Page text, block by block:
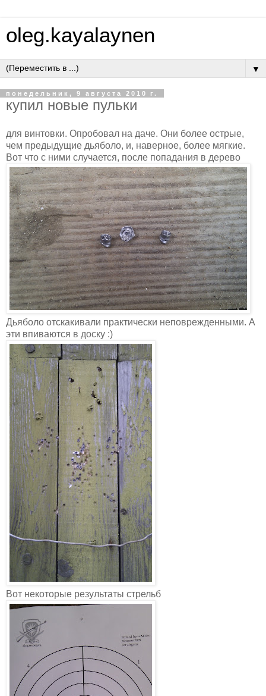
oleg.kayalaynen
▼
понедельник, 9 августа 2010 г.
купил новые пульки
для винтовки. Опробовал на даче. Они более острые,
чем предыдущие дьяболо, и, наверное, более мягкие.
Вот что с ними случается, после попадания в дерево
Дьяболо отскакивали практически неповрежденными. А
эти впиваются в доску :)
Вот некоторые результаты стрельб